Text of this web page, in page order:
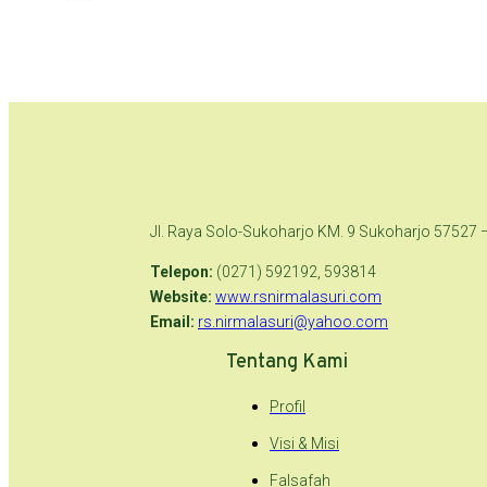
Jl. Raya Solo-Sukoharjo KM. 9 Sukoharjo 57527
Telepon: (0271) 592192, 593814
Website: www.rsnirmalasuri.com
Email: rs.nirmalasuri@yahoo.com
Tentang Kami
Profil
Visi & Misi
Falsafah